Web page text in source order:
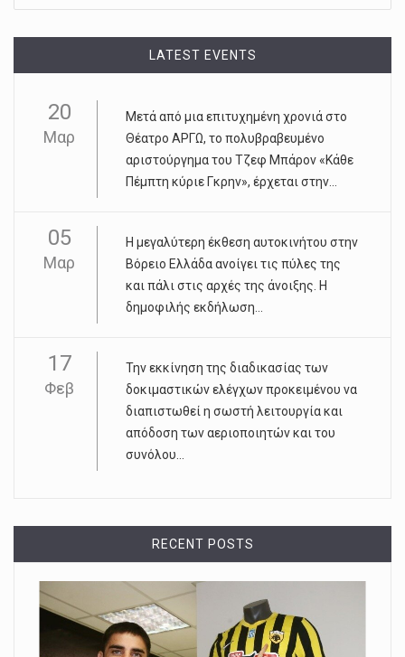
LATEST EVENTS
20
Μαρ
Μετά από μια επιτυχημένη χρονιά στο
Θέατρο ΑΡΓΩ, το πολυβραβευμένο
αριστούργημα του Τζεφ Μπάρον «Κάθε
Πέμπτη κύριε Γκρην», έρχεται στην...
05
Μαρ
Η μεγαλύτερη έκθεση αυτοκινήτου στην
Βόρειο Ελλάδα ανοίγει τις πύλες της
και πάλι στις αρχές της άνοιξης. Η
δημοφιλής εκδήλωση...
17
Φεβ
Την εκκίνηση της διαδικασίας των
δοκιμαστικών ελέγχων προκειμένου να
διαπιστωθεί η σωστή λειτουργία και
απόδοση των αεριοποιητών και του
συνόλου...
RECENT POSTS